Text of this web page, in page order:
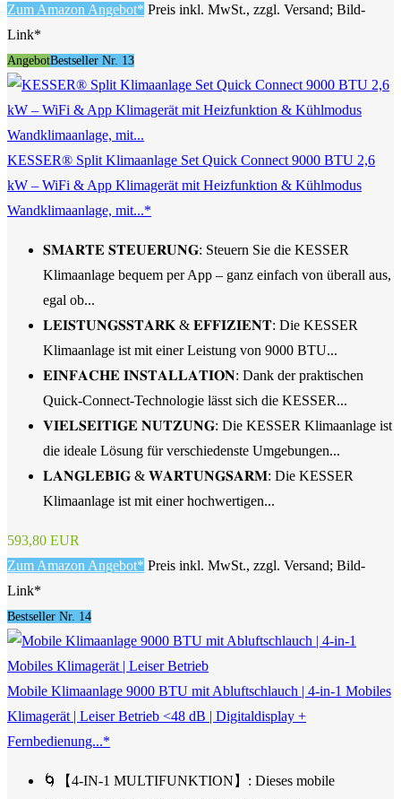
Zum Amazon Angebot* Preis inkl. MwSt., zzgl. Versand; Bild-
Link*
AngebotBestseller Nr. 13
KESSER® Split Klimaanlage Set Quick Connect 9000 BTU 2,6
kW – WiFi & App Klimagerät mit Heizfunktion & Kühlmodus
Wandklimaanlage, mit...*
𝐒𝐌𝐀𝐑𝐓𝐄 𝐒𝐓𝐄𝐔𝐄𝐑𝐔𝐍𝐆: Steuern Sie die KESSER
Klimaanlage bequem per App – ganz einfach von überall aus,
egal ob...
𝐋𝐄𝐈𝐒𝐓𝐔𝐍𝐆𝐒𝐒𝐓𝐀𝐑𝐊 & 𝐄𝐅𝐅𝐈𝐙𝐈𝐄𝐍𝐓: Die KESSER
Klimaanlage ist mit einer Leistung von 9000 BTU...
𝐄𝐈𝐍𝐅𝐀𝐂𝐇𝐄 𝐈𝐍𝐒𝐓𝐀𝐋𝐋𝐀𝐓𝐈𝐎𝐍: Dank der praktischen
Quick-Connect-Technologie lässt sich die KESSER...
𝐕𝐈𝐄𝐋𝐒𝐄𝐈𝐓𝐈𝐆𝐄 𝐍𝐔𝐓𝐙𝐔𝐍𝐆: Die KESSER Klimaanlage ist
die ideale Lösung für verschiedenste Umgebungen...
𝐋𝐀𝐍𝐆𝐋𝐄𝐁𝐈𝐆 & 𝐖𝐀𝐑𝐓𝐔𝐍𝐆𝐒𝐀𝐑𝐌: Die KESSER
Klimaanlage ist mit einer hochwertigen...
593,80 EUR
Zum Amazon Angebot* Preis inkl. MwSt., zzgl. Versand; Bild-
Link*
Bestseller Nr. 14
Mobile Klimaanlage 9000 BTU mit Abluftschlauch | 4-in-1 Mobiles
Klimagerät | Leiser Betrieb <48 dB | Digitaldisplay +
Fernbedienung...*
🌀【4-IN-1 MULTIFUNKTION】: Dieses mobile